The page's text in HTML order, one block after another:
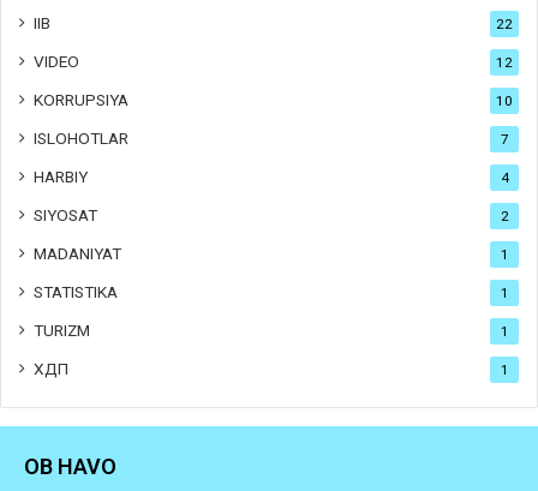
IIB 22
VIDEO 12
KORRUPSIYA 10
ISLOHOTLAR 7
HARBIY 4
SIYOSAT 2
MADANIYAT 1
STATISTIKA 1
TURIZM 1
ХДП 1
OB HAVO